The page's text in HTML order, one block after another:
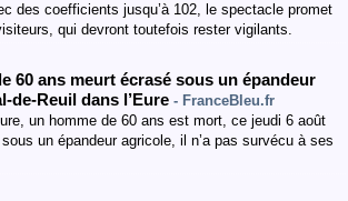
des coefficients jusqu’à 102, le spectacle promet
qui devront toutefois rester vigilants.
60 ans meurt écrasé sous un épandeur
de-Reuil dans l’Eure - FranceBleu.fr
un homme de 60 ans est mort, ce jeudi 6 août
un épandeur agricole, il n’a pas survécu à ses